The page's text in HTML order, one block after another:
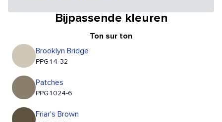
Bijpassende kleuren
Ton sur ton
Brooklyn Bridge
PPG14-32
Patches
PPG1024-6
Friar's Brown